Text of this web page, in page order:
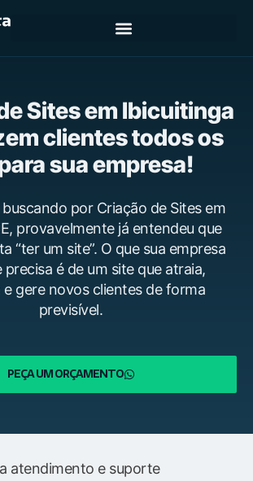
Sites em Ibicuitinga
clientes todos os
sua empresa!
por Criação de Sites em
provavelmente já entendeu que
“ter um site”. O que sua empresa
precisa é de um site que atraia,
gere novos clientes de forma
previsível.
PEÇA UM ORÇAMENTO
atendimento e suporte